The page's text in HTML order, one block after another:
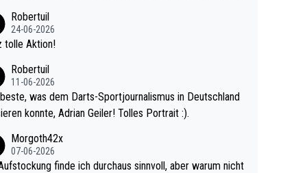
Da gewinnst keinen Blumentopf - ist ja n
eines Kreisligisten vs einem Bu
Robertuil
24-06-2026
tolle Aktion!
Robertuil
11-06-2026
was dem Darts-Sportjournalismus in Deutschland
konnte, Adrian Geiler! Tolles Portrait :).
Morgoth42x
07-06-2026
finde ich durchaus sinnvoll, aber warum nicht